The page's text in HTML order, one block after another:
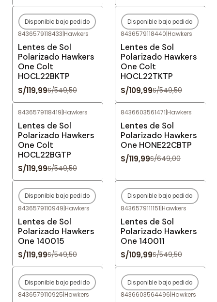
-78%OFF
Agotado
Disponible bajo pedido
8436579118433|Hawkers
Lentes de Sol
Polarizado Hawkers
One Colt
HOCL22BKTP
S/119,99S/549,50
-80%OFF
Agotado
Disponible bajo pedido
8436579118440|Hawkers
Lentes de Sol
Polarizado Hawkers
One Colt
HOCL22TKTP
S/109,99S/549,50
8436579118419|Hawkers
Lentes de Sol
Polarizado Hawkers
One Colt
HOCL22BGTP
S/119,99S/549,50
8436603561471|Hawkers
Lentes de Sol
Polarizado Hawkers
One HONE22CBTP
S/119,99S/649,00
-78%OFF
Agotado
Disponible bajo pedido
8436579110949|Hawkers
Lentes de Sol
Polarizado Hawkers
One 140015
S/119,99S/549,50
-80%OFF
Agotado
Disponible bajo pedido
8436579111151|Hawkers
Lentes de Sol
Polarizado Hawkers
One 140011
S/109,99S/549,50
-80%OFF
Agotado
Disponible bajo pedido
8436579110925|Hawkers
-80%OFF
Agotado
Disponible bajo pedido
8436603564496|Hawkers